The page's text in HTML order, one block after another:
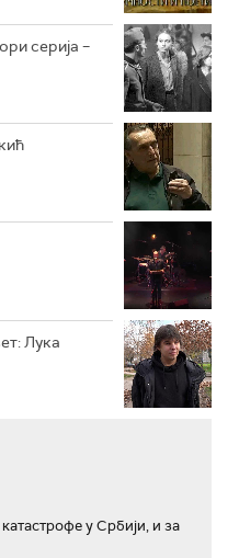
РТС КОЛО
серија –
Лука
у Србији, и за